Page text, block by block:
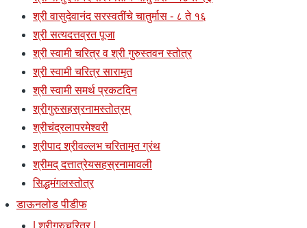
श्री वासुदेवानंद सरस्वतींचे चातुर्मास - ८ ते १६
श्री सत्यदत्तव्रत पूजा
श्री स्वामी चरित्र व श्री गुरुस्तवन स्तोत्र
श्री स्वामी चरित्र सारामृत
श्री स्वामी समर्थ प्रकटदिन
श्रीगुरुसहस्रनामस्तोत्रम्
श्रीचंद्रलापरमेश्वरी
श्रीपाद श्रीवल्लभ चरितामृत ग्रंथ
श्रीमद् दत्तात्रेयसहस्रनामावली
सिद्धमंगलस्तोत्र
डाऊनलोड पीडीफ
| श्रीगुरुचरित्र |